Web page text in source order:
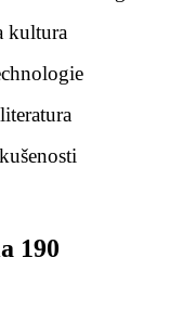
kultura
190